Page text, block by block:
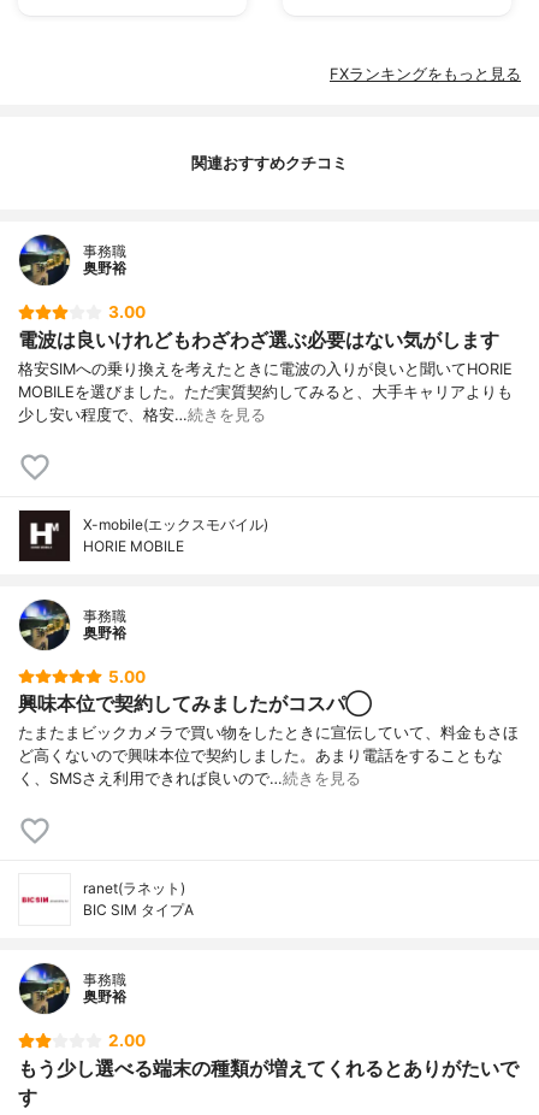
FXランキングをもっと見る
関連おすすめクチコミ
事務職
奥野裕
3.00
電波は良いけれどもわざわざ選ぶ必要はない気がします
格安SIMへの乗り換えを考えたときに電波の入りが良いと聞いてHORIE
MOBILEを選びました。ただ実質契約してみると、大手キャリアよりも
少し安い程度で、格安…続きを見る
X-mobile(エックスモバイル)
HORIE MOBILE
事務職
奥野裕
5.00
興味本位で契約してみましたがコスパ◯
たまたまビックカメラで買い物をしたときに宣伝していて、料金もさほ
ど高くないので興味本位で契約しました。あまり電話をすることもな
く、SMSさえ利用できれば良いので…続きを見る
ranet(ラネット)
BIC SIM タイプA
事務職
奥野裕
2.00
もう少し選べる端末の種類が増えてくれるとありがたいで
す